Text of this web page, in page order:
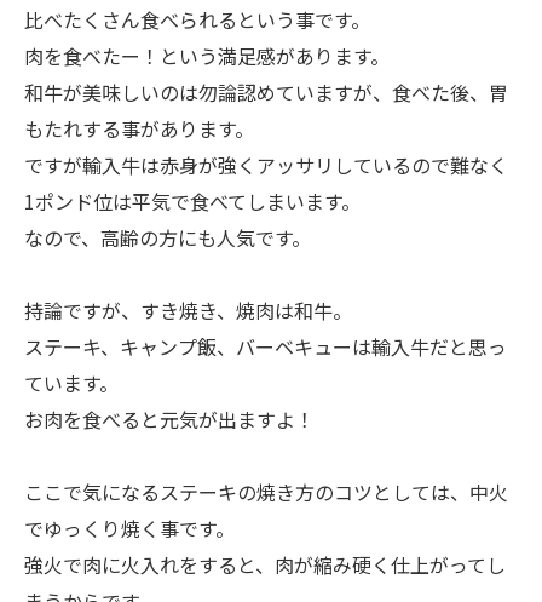
比べたくさん食べられるという事です。
肉を食べたー！という満足感があります。
和牛が美味しいのは勿論認めていますが、食べた後、胃
もたれする事があります。
ですが輸入牛は赤身が強くアッサリしているので難なく
1ポンド位は平気で食べてしまいます。
なので、高齢の方にも人気です。
持論ですが、すき焼き、焼肉は和牛。
ステーキ、キャンプ飯、バーベキューは輸入牛だと思っ
ています。
お肉を食べると元気が出ますよ！
ここで気になるステーキの焼き方のコツとしては、中火
でゆっくり焼く事です。
強火で肉に火入れをすると、肉が縮み硬く仕上がってし